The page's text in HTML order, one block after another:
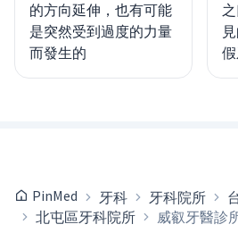
的方向延伸，也有可能
是突然受到過度的力量
而發生的
PinMed 牙科 牙科院所
北屯區牙科院所
威叡牙醫診